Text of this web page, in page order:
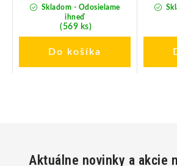
Skladom - Odosielame
ihneď
(569 ks)
Do košíka
Aktuálne novinky a akcie